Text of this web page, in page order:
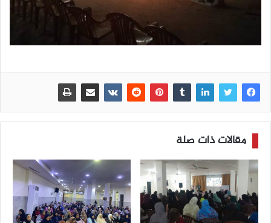
مقالات ذات صلة